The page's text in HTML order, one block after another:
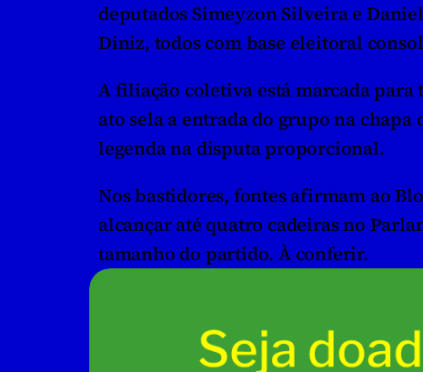
deputados Simeyzon Silveira e
Diniz, todos com base eleitoral
A filiação coletiva está marcada para
ato sela a entrada do grupo na
legenda na disputa proporcional.
Nos bastidores, fontes afirmam ao
alcançar até quatro cadeiras no
tamanho do partido. À conferir.